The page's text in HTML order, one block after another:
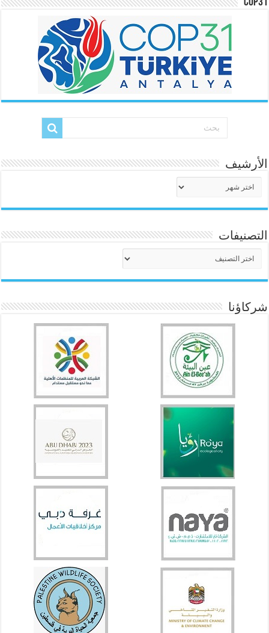
الأرشيف
الأرشيف
التصنيفات
التصنيفات
شركاؤنا